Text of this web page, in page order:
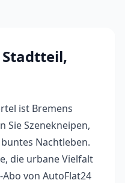
ist Bremens
Sie Szenekneipen,
Nachtleben.
die urbane Vielfalt
von AutoFlat24